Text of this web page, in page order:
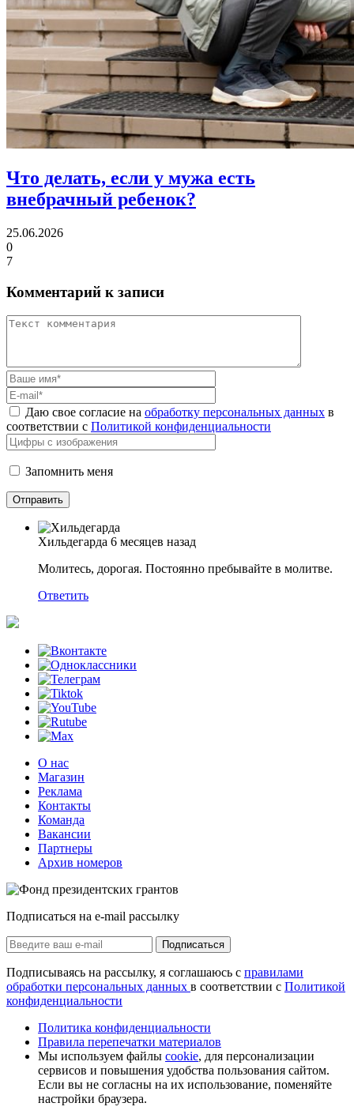
Что делать, если у мужа есть
внебрачный ребенок?
25.06.2026
0
7
Комментарий к записи
Даю свое согласие на обработку персональных данных в
соответствии с Политикой конфиденциальности
Запомнить меня
Хильдегарда 6 месяцев назад
Молитесь, дорогая. Постоянно пребывайте в молитве.
Ответить
О нас
Магазин
Реклама
Контакты
Команда
Вакансии
Партнеры
Архив номеров
Подписаться на e-mail рассылку
Подписаться
Подписываясь на рассылку, я соглашаюсь с правилами
обработки персональных данных в соответствии с Политикой
конфиденциальности
Политика конфиденциальности
Правила перепечатки материалов
Мы используем файлы cookie, для персонализации
сервисов и повышения удобства пользования сайтом.
Если вы не согласны на их использование, поменяйте
настройки браузера.